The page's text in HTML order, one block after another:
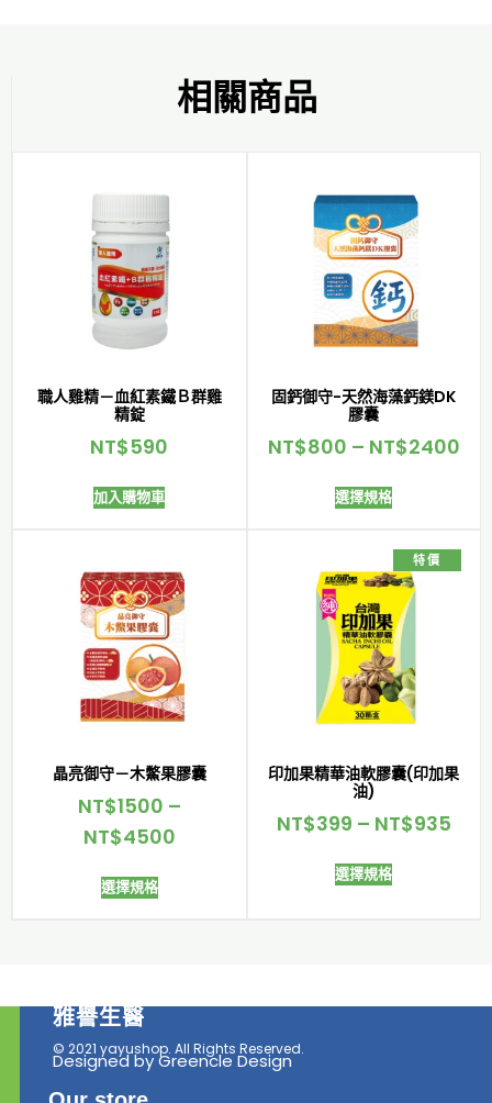
相關商品
職人雞精－血紅素鐵Ｂ群雞
精錠
NT$590
加入購物車
固鈣御守-天然海藻鈣鎂DK
膠囊
NT$800 – NT$2400
選擇規格
晶亮御守－木鱉果膠囊
NT$1500 –
NT$4500
選擇規格
特價
印加果精華油軟膠囊(印加果
油)
NT$399 – NT$935
選擇規格
雅譽生醫
© 2021 yayushop. All Rights Reserved.
Designed by Greencle Design